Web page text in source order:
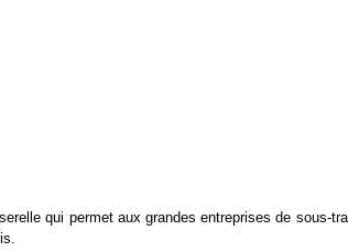
qui permet aux grandes entreprises de sous-